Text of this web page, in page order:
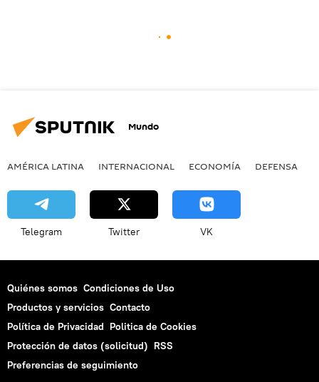
Mundo
AMÉRICA LATINA INTERNACIONAL ECONOMÍA DEFENSA
Telegram Twitter VK
Quiénes somos Condiciones de Uso
Productos y servicios Contacto
Política de Privacidad Politica de Cookies
Protección de datos (solicitud) RSS
Preferencias de seguimiento